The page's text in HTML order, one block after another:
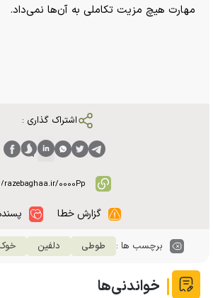
مهارت هیچ مزیت تکاملی به آن‌ها نمی‌داد.
اشتراک گذاری :
گزارش خطا
برچسب ها : طوطی دلفین
خواندنی‌ها